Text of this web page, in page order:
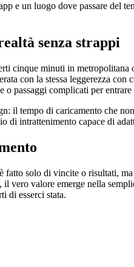
e un luogo dove passare del
senza strappi
cinque minuti in
con la stessa leggerezza
passaggi complicati per entrare
il tempo di caricamento che
di intrattenimento capace di
fatto solo di vincite o risultati,
vero valore emerge nella
di esserci stata.